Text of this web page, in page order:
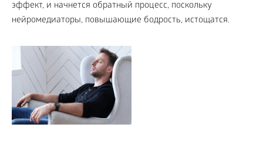
эффект, и начнется обратный процесс, поскольку
нейромедиаторы, повышающие бодрость, истощатся.